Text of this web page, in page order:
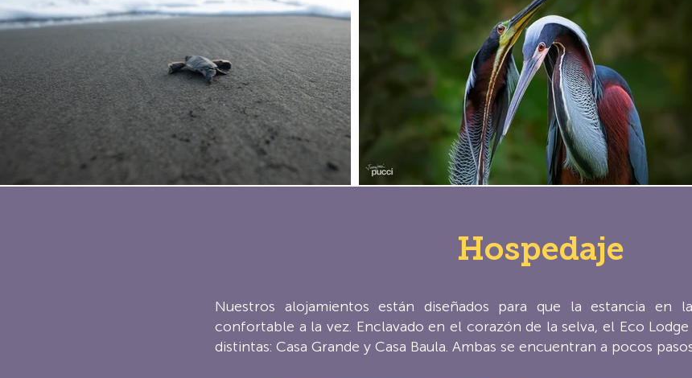
Hospedaje
Nuestros alojamientos están diseñados para que la estancia en
confortable a la vez. Enclavado en el corazón de la selva, el Eco
distintas: Casa Grande y Casa Baula. Ambas se encuentran a pocos